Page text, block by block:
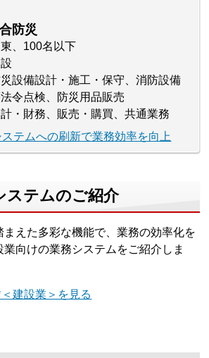
防災
、100名以下
災設備設計・施工・保守、消防設備
令点検、防災用品販売
・財務、販売・購買、共通業務
テムへの刷新で業務効率を向上
ステムのご紹介
えた多彩な機能で、業務の効率化を
向けの業務システムをご紹介しま
建設業＞を見る